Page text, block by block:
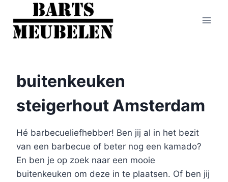
Doorgaan
naar
inhoud
buitenkeuken
steigerhout Amsterdam
Hé barbecueliefhebber! Ben jij al in het bezit
van een barbecue of beter nog een kamado?
En ben je op zoek naar een mooie
buitenkeuken om deze in te plaatsen. Of ben jij